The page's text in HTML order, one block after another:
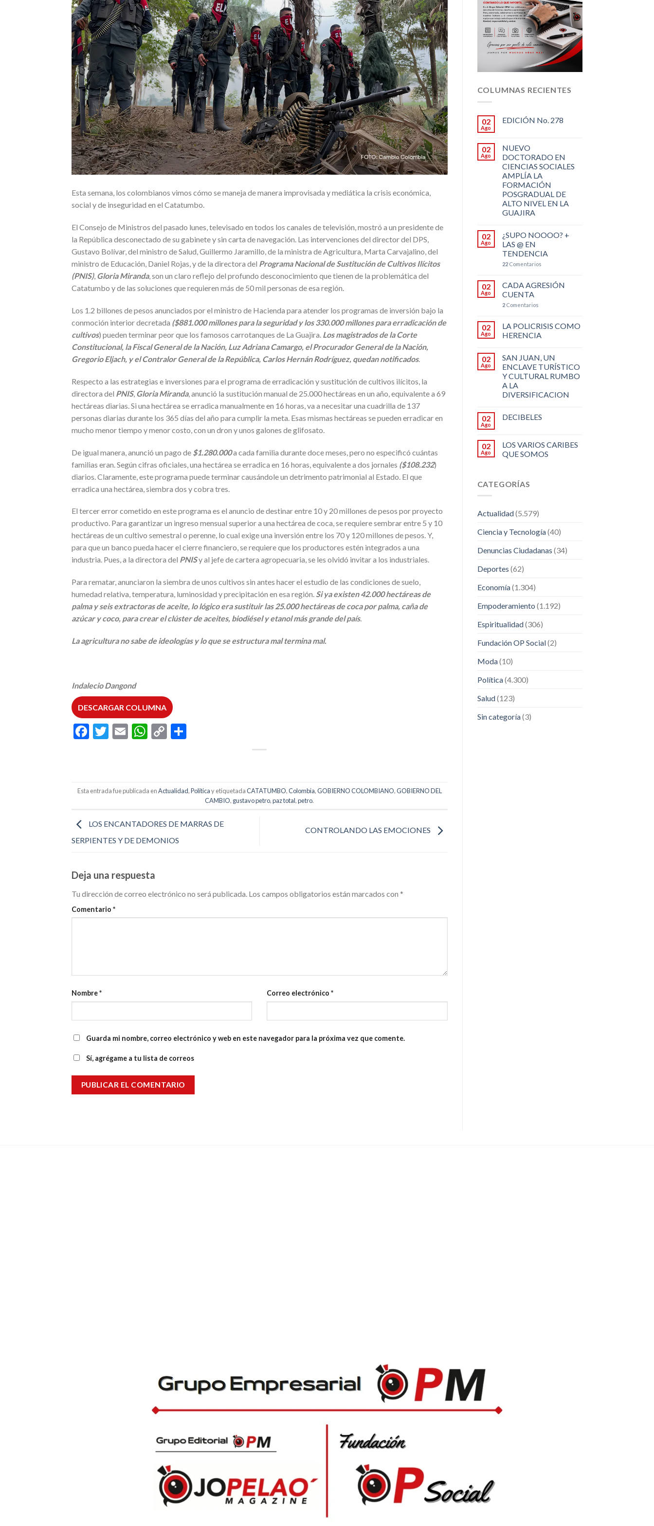
Esta semana, los colombianos vimos cómo se maneja de manera improvisada y mediática la crisis económica,
social y de inseguridad en el Catatumbo.
El Consejo de Ministros del pasado lunes, televisado en todos los canales de televisión, mostró a un presidente de
la República desconectado de su gabinete y sin carta de navegación. Las intervenciones del director del DPS,
Gustavo Bolívar, del ministro de Salud, Guillermo Jaramillo, de la ministra de Agricultura, Marta Carvajalino, del
ministro de Educación, Daniel Rojas, y de la directora del Programa Nacional de Sustitución de Cultivos Ilícitos
(PNIS), Gloria Miranda, son un claro reflejo del profundo desconocimiento que tienen de la problemática del
Catatumbo y de las soluciones que requieren más de 50 mil personas de esa región.
Los 1.2 billones de pesos anunciados por el ministro de Hacienda para atender los programas de inversión bajo la
conmoción interior decretada ($881.000 millones para la seguridad y los 330.000 millones para erradicación de
cultivos) pueden terminar peor que los famosos carrotanques de La Guajira. Los magistrados de la Corte
Constitucional, la Fiscal General de la Nación, Luz Adriana Camargo, el Procurador General de la Nación,
Gregorio Eljach, y el Contralor General de la República, Carlos Hernán Rodríguez, quedan notificados.
Respecto a las estrategias e inversiones para el programa de erradicación y sustitución de cultivos ilícitos, la
directora del PNIS, Gloria Miranda, anunció la sustitución manual de 25.000 hectáreas en un año, equivalente a 69
hectáreas diarias. Si una hectárea se erradica manualmente en 16 horas, va a necesitar una cuadrilla de 137
personas diarias durante los 365 días del año para cumplir la meta. Esas mismas hectáreas se pueden erradicar en
mucho menor tiempo y menor costo, con un dron y unos galones de glifosato.
De igual manera, anunció un pago de $1.280.000a cada familia durante doce meses, pero no especificó cuántas
familias eran. Según cifras oficiales, una hectárea se erradica en 16 horas, equivalente a dos jornales ($108.232)
diarios. Claramente, este programa puede terminar causándole un detrimento patrimonial al Estado. El que
erradica una hectárea, siembra dos y cobra tres.
El tercer error cometido en este programa es el anuncio de destinar entre 10 y 20 millones de pesos por proyecto
productivo. Para garantizar un ingreso mensual superior a una hectárea de coca, se requiere sembrar entre 5 y 10
hectáreas de un cultivo semestral o perenne, lo cual exige una inversión entre los 70 y 120 millones de pesos. Y,
para que un banco pueda hacer el cierre financiero, se requiere que los productores estén integrados a una
industria. Pues, a la directora del PNISy al jefe de cartera agropecuaria, se les olvidó invitar a los industriales.
Para rematar, anunciaron la siembra de unos cultivos sin antes hacer el estudio de las condiciones de suelo,
humedad relativa, temperatura, luminosidad y precipitación en esa región. Si ya existen 42.000 hectáreas de
palma y seis extractoras de aceite, lo lógico era sustituir las 25.000 hectáreas de coca por palma, caña de
azúcar y coco, para crear el clúster de aceites, biodiésel y etanol más grande del país.
La agricultura no sabe de ideologías y lo que se estructura mal termina mal.
Indalecio Dangond
DESCARGAR COLUMNA
Facebook
Twitter
EmailWhatsApp
Copy
Esta entrada fue publicada enActualidad,Políticay etiquetadaCATATUMBO,Colombia,GOBIERNO COLOMBIANO,GOBIERNO DEL
CAMBIO, gustavo petro,paz total,petro.
LOS ENCANTADORES DE MARRAS DE
SERPIENTES Y DE DEMONIOS
CONTROLANDO LAS EMOCIONES
Deja una respuesta
Tu dirección de correo electrónico no será publicada. Los campos obligatorios están marcados con *
Comentario *
Nombre* Correo electrónico*
Guarda mi nombre, correo electrónico y web en este navegador para la próxima vez que comente.
Sí, agrégame a tu lista de correos
COLUMNAS RECIENTES
02
Ago
EDICIÓN No. 278
02
Ago
NUEVO
DOCTORADO EN
CIENCIAS SOCIALES
AMPLÍA LA
FORMACIÓN
POSGRADUAL DE
ALTO NIVEL EN LA
GUAJIRA
02
Ago
¿SUPO NOOOO? +
LAS @ EN
TENDENCIA
22Comentarios
02
Ago
CADA AGRESIÓN
CUENTA
2Comentarios
02
Ago
LA POLICRISIS COMO
HERENCIA
02
Ago
SAN JUAN, UN
ENCLAVE TURÍSTICO
Y CULTURAL RUMBO
A LA
DIVERSIFICACION
02
Ago
DECIBELES
02
Ago
LOS VARIOS CARIBES
QUE SOMOS
CATEGORÍAS
Actualidad(5.579)
Ciencia y Tecnología(40)
Denuncias Ciudadanas (34)
Deportes (62)
Economía(1.304)
Empoderamiento (1.192)
Espiritualidad(306)
Fundación OP Social(2)
Moda(10)
Política(4.300)
Salud(123)
Sin categoría(3)